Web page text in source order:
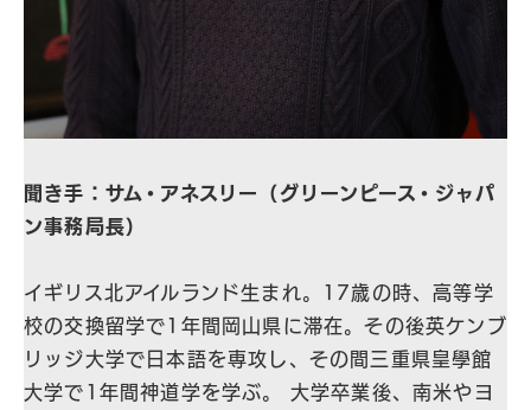
聞き手：サム・アネスリー（グリーンピース・ジャパ
ン事務局長）
イギリス北アイルランド生まれ。17歳の時、高等学
校の交換留学で1年間岡⼭県に滞在。その後英ケンブ
リッジ大学で日本語を専攻し、その間三重県皇學館
⼤学で1年間神道学を学ぶ。 大学卒業後、南米やヨ